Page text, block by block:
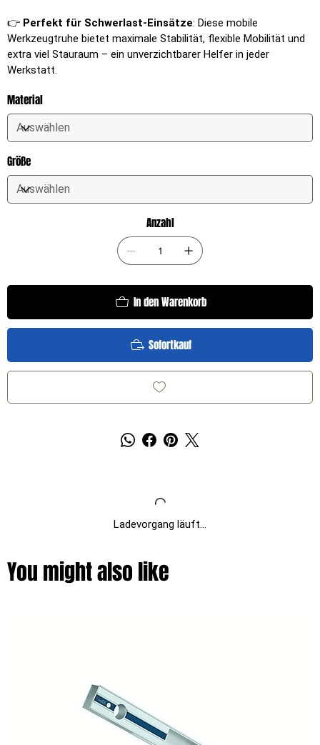
👉 Perfekt für Schwerlast-Einsätze: Diese mobile
Werkzeugtruhe bietet maximale Stabilität, flexible Mobilität und
extra viel Stauraum – ein unverzichtbarer Helfer in jeder
Werkstatt.
Material
Größe
Anzahl
In den Warenkorb
Sofortkauf
Ladevorgang läuft...
You might also like